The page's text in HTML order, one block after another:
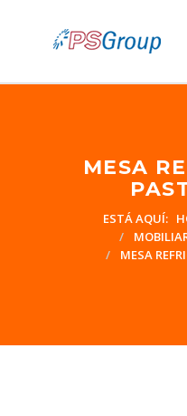
MESA
ESTÁ AQUÍ:
MESA